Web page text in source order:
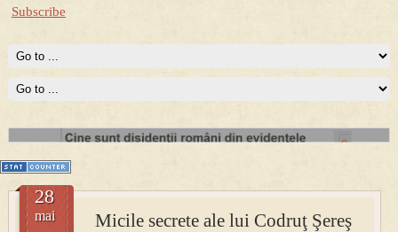
Subscribe
Disidenta anti-comunista
Europa Libera imi recunoaste statutul de disident.
Micile secrete ale lui Codruţ Şereş
28
mai